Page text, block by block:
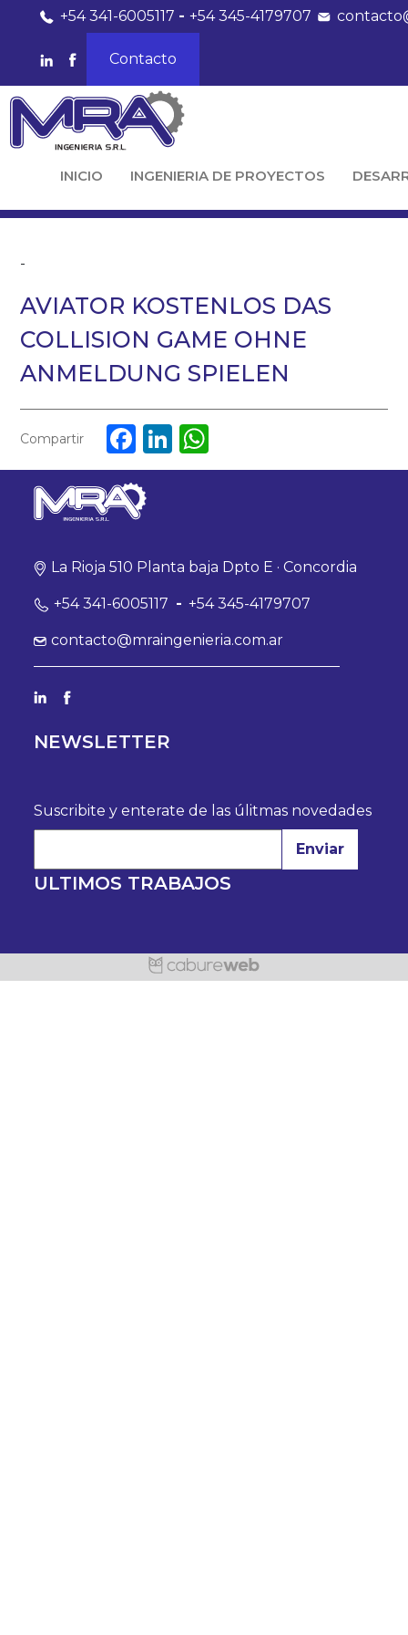
+54 341-6005117 -+54 345-4179707
Contacto
INICIO INGENIERIA DE PROYECTOS
-
AVIATOR KOSTENLOS DAS
COLLISION GAME OHNE
ANMELDUNG SPIELEN
Compartir Facebook
LinkedIn
WhatsApp
La Rioja 510 Planta baja Dpto E · Concordia
+54 341-6005117 - +54 345-4179707
contacto@mraingenieria.com.ar
NEWSLETTER
Suscribite y enterate de las úlitmas novedades
Enviar
ULTIMOS TRABAJOS